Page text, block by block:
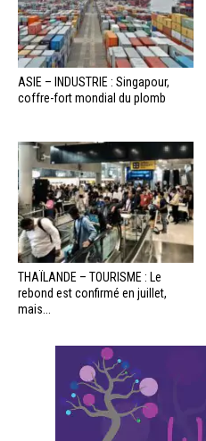
ASIE – INDUSTRIE : Singapour,
coffre-fort mondial du plomb
THAÏLANDE – TOURISME : Le
rebond est confirmé en juillet,
mais...